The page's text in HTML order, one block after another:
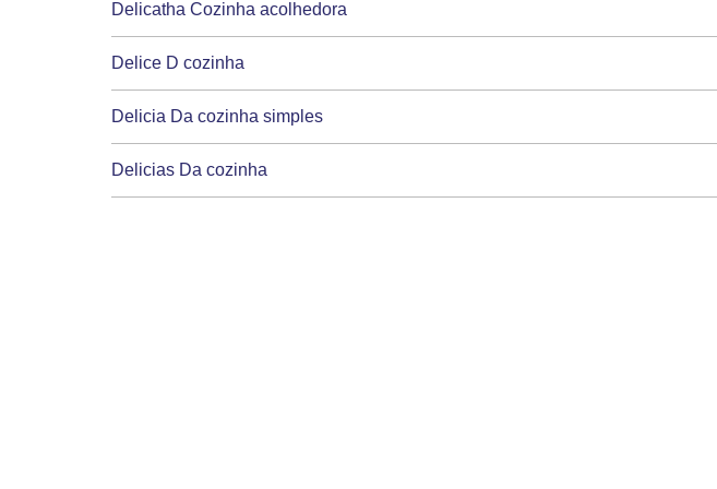
Delicatha Cozinha acolhedora
Delice D cozinha
Delicia Da cozinha simples
Delicias Da cozinha